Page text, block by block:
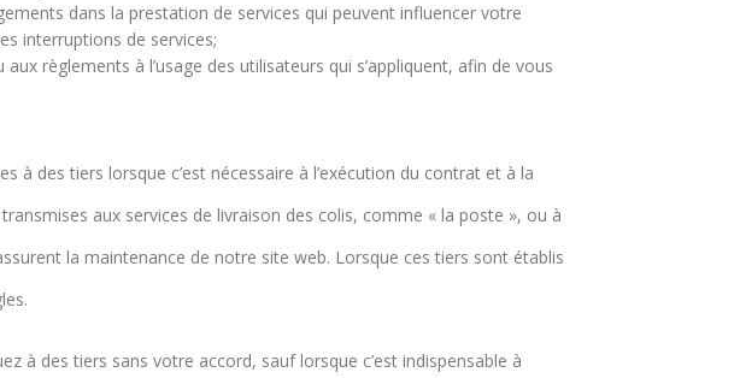
dans la prestation de services qui peuvent influencer votre
interruptions de services;
règlements à l’usage des utilisateurs qui s’appliquent, afin de vous
des tiers lorsque c’est nécessaire à l’exécution du contrat et à la
aux services de livraison des colis, comme « la poste », ou à
la maintenance de notre site web. Lorsque ces tiers sont établis
à des tiers sans votre accord, sauf lorsque c’est indispensable à